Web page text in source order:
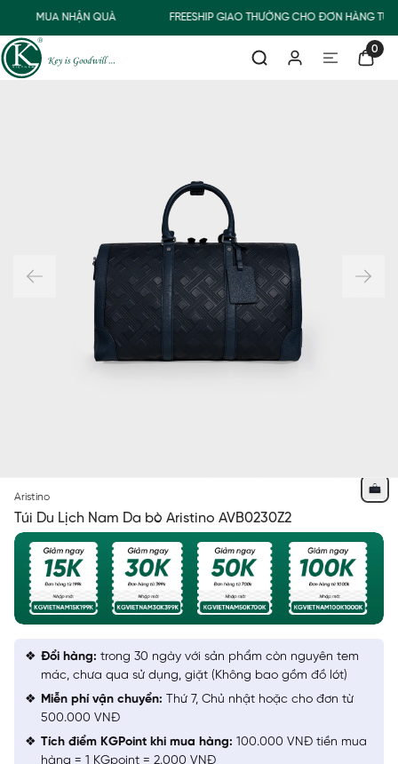
MUA NHẬN QUÀ FREESHIP GIAO THƯỜNG CHO ĐƠN HÀNG TỪ
0
Aristino
Túi Du Lịch Nam Da bò Aristino AVB0230Z2
Đổi hàng: trong 30 ngày với sản phẩm còn nguyên tem
mác, chưa qua sử dụng, giặt (Không bao gồm đồ lót)
Miễn phí vận chuyển: Thứ 7, Chủ nhật hoặc cho đơn từ
500.000 VNĐ
Tích điểm KGPoint khi mua hàng: 100.000 VNĐ tiền mua
hàng = 1 KGpoint = 2.000 VNĐ